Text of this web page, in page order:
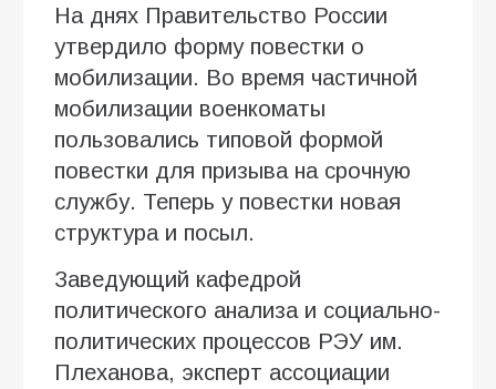
На днях Правительство России
утвердило форму повестки о
мобилизации. Во время частичной
мобилизации военкоматы
пользовались типовой формой
повестки для призыва на срочную
службу. Теперь у повестки новая
структура и посыл.
Заведующий кафедрой
политического анализа и социально-
политических процессов РЭУ им.
Плеханова, эксперт ассоциации